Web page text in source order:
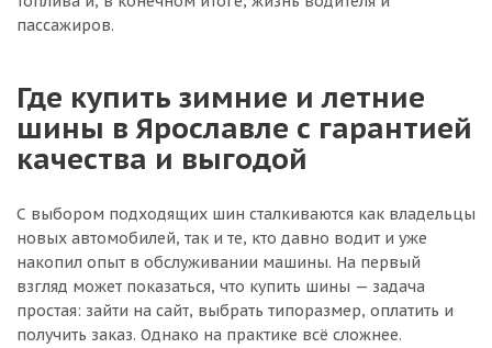
пассажиров.
Где купить зимние и летние
шины в Ярославле с гарантией
качества и выгодой
С выбором подходящих шин сталкиваются как владельцы
новых автомобилей, так и те, кто давно водит и уже
накопил опыт в обслуживании машины. На первый
взгляд может показаться, что купить шины — задача
простая: зайти на сайт, выбрать типоразмер, оплатить и
получить заказ. Однако на практике всё сложнее.